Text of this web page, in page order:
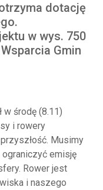
dotację
w wys. 750
Gmin
w środę (8.11)
i rowery
Musimy
emisję
Rower jest
i naszego